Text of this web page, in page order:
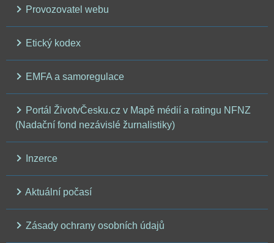
Provozovatel webu
Etický kodex
EMFA a samoregulace
Portál ŽivotvČesku.cz v Mapě médií a ratingu NFNZ
(Nadační fond nezávislé žurnalistiky)
Inzerce
Aktuální počasí
Zásady ochrany osobních údajů